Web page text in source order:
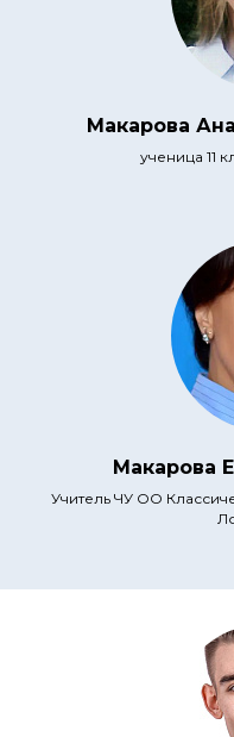
Макарова
ученица
Макарова
Учитель ЧУ ОО